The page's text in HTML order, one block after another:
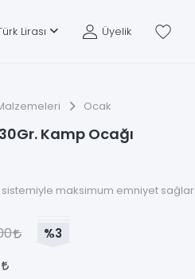
Lirası Üyelik
Ocak
Kamp Ocağı
maksimum emniyet sağlar.
%3